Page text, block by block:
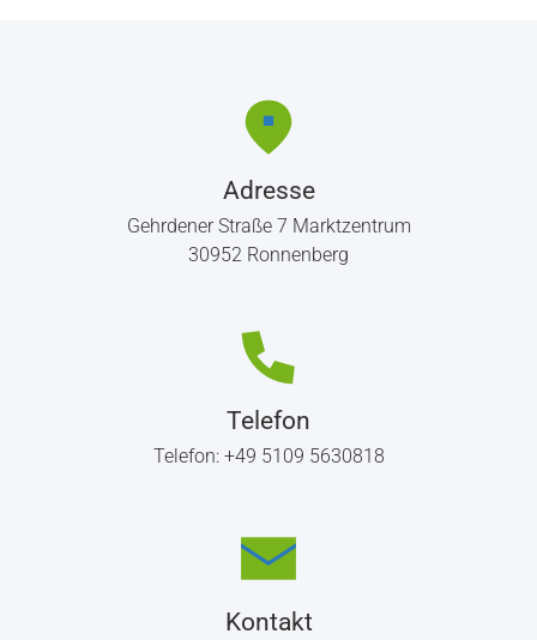
Adresse
Gehrdener Straße 7 Marktzentrum
30952 Ronnenberg
Telefon
Telefon: +49 5109 5630818
Kontakt